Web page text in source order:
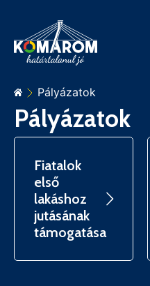
Pályázatok
Pályázatok
Fiatalok
első
lakáshoz
jutásának
támogatása